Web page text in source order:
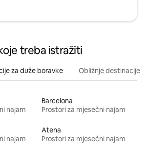
treba istražiti
za duže boravke Obližnje destinacije
najam
Barcelona
Prostori za mjesečni najam
najam
Atena
Prostori za mjesečni najam